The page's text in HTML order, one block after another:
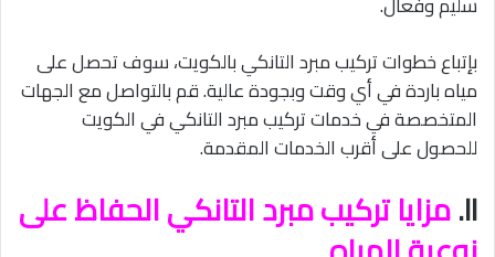
بإتباع خطوات تركيب مبرد التانكي بالكويت، سوف تحصل على
مياه باردة في أي وقت وبجودة عالية. قم بالتواصل مع الجهات
المتخصصة في خدمات تركيب مبرد التانكي في الكويت
للحصول على أقرب الخدمات المقدمة.
II. مزايا تركيب مبرد التانكي الحفاظ على